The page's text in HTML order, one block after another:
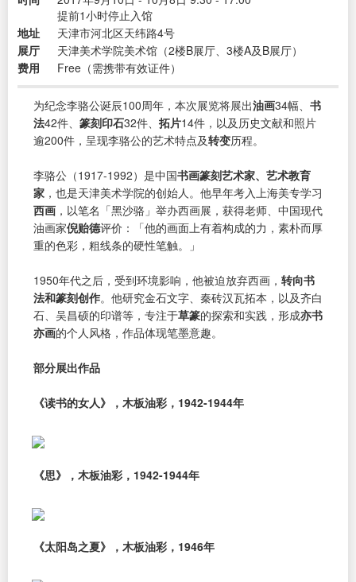
提前1小时停止入馆
地址
天津市河北区天纬路4号
展厅
天津美术学院美术馆（2楼B展厅、3楼A及B展厅）
费用
Free（需携带有效证件）
为纪念李骆公诞辰100周年，本次展览将展出油画34幅、 书
法42件、 篆刻印石32件、 拓片14件，以及历史文献和照片
逾200件，呈现李骆公的艺术特点及转变历程。
李骆公（1917-1992）是中国书画篆刻艺术家、艺术教育
家 ，也是天津美术学院的创始人。他早年考入上海美专学习
西画 ，以笔名「黑沙骆」举办西画展，获得老师、中国现代
油画家倪贻德评价：「他的画面上有着构成的力，素朴而厚
重的色彩，粗线条的硬性笔触。」
1950年代之后，受到环境影响，他被迫放弃西画， 转向书
法和篆刻创作。他研究金石文字、秦砖汉瓦拓本，以及齐白
石、吴昌硕的印谱等，专注于草篆的探索和实践，形成亦书
亦画的个人风格，作品体现笔墨意趣。
部分展出作品
《读书的女人》，木板油彩，1942-1944年
《思》，木板油彩，1942-1944年
《太阳岛之夏》，木板油彩，1946年